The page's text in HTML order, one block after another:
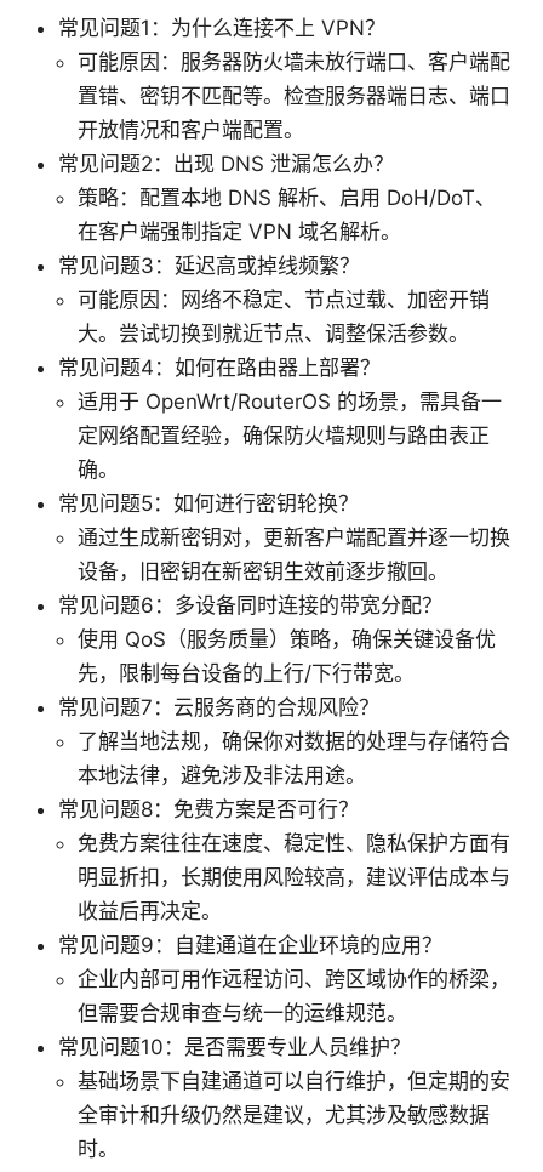
常见问题1：为什么连接不上 VPN？
可能原因：服务器防火墙未放行端口、客户端配
置错、密钥不匹配等。检查服务器端日志、端口
开放情况和客户端配置。
常见问题2：出现 DNS 泄漏怎么办？
策略：配置本地 DNS 解析、启用 DoH/DoT、
在客户端强制指定 VPN 域名解析。
常见问题3：延迟高或掉线频繁？
可能原因：网络不稳定、节点过载、加密开销
大。尝试切换到就近节点、调整保活参数。
常见问题4：如何在路由器上部署？
适用于 OpenWrt/RouterOS 的场景，需具备一
定网络配置经验，确保防火墙规则与路由表正
确。
常见问题5：如何进行密钥轮换？
通过生成新密钥对，更新客户端配置并逐一切换
设备，旧密钥在新密钥生效前逐步撤回。
常见问题6：多设备同时连接的带宽分配？
使用 QoS（服务质量）策略，确保关键设备优
先，限制每台设备的上行/下行带宽。
常见问题7：云服务商的合规风险？
了解当地法规，确保你对数据的处理与存储符合
本地法律，避免涉及非法用途。
常见问题8：免费方案是否可行？
免费方案往往在速度、稳定性、隐私保护方面有
明显折扣，长期使用风险较高，建议评估成本与
收益后再决定。
常见问题9：自建通道在企业环境的应用？
企业内部可用作远程访问、跨区域协作的桥梁，
但需要合规审查与统一的运维规范。
常见问题10：是否需要专业人员维护？
基础场景下自建通道可以自行维护，但定期的安
全审计和升级仍然是建议，尤其涉及敏感数据
时。